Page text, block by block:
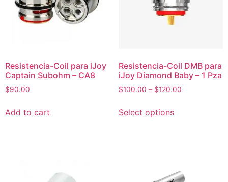
Resistencia-Coil para iJoy
Captain Subohm – CA8
$90.00
Add to cart
Resistencia-Coil DMB para
iJoy Diamond Baby – 1 Pza
$100.00 – $120.00
Select options